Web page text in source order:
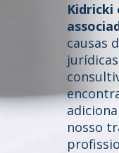
Kidricki
causas
nosso